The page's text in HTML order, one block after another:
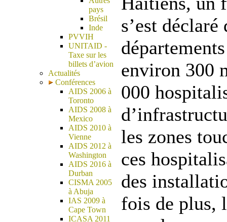
pays
Brésil
Inde
PVVIH
UNITAID -
Taxe sur les
billets d’avion
Actualités
Conférences
AIDS 2006 à
Toronto
AIDS 2008 à
Mexico
AIDS 2010 à
Vienne
AIDS 2012 à
Washington
AIDS 2016 à
Durban
CISMA 2005
à Abuja
IAS 2009 à
Cape Town
ICASA 2011
s’est déclaré
environ 300
000
les zones
ces
des
fois de plus,